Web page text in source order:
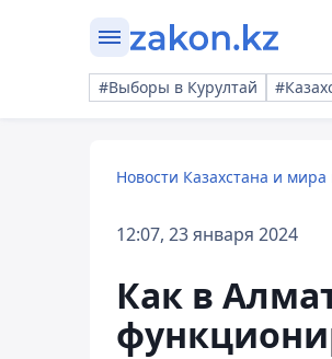
#Выборы в Курултай
Новости Казахстана и мира
12:07, 23 января 2024
Как в